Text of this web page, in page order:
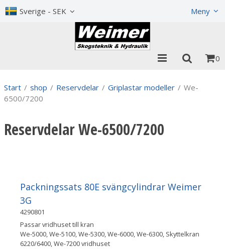
Sverige - SEK Meny
0
Start / shop / Reservdelar / Griplastar modeller / We-
6500/7200
Reservdelar We-6500/7200
Packningssats 80E svängcylindrar Weimer
3G
4290801
Passar vridhuset till kran
We-5000, We-5100, We-5300, We-6000, We-6300, Skyttelkran
6220/6400, We-7200 vridhuset